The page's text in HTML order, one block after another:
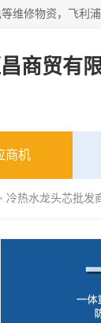
商贸有
商机
冷热水龙头芯批发